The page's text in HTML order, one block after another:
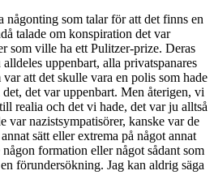
någonting som talar för att det finns en
talade om konspiration det var
som ville ha ett Pulitzer-prize. Deras
uppenbart, alla privatspanares
att det skulle vara en polis som hade
det var uppenbart. Men återigen, vi
realia och det vi hade, det var ju alltså
var nazistsympatisörer, kanske var de
sätt eller extrema på något annat
formation eller något sådant som
förundersökning. Jag kan aldrig säga